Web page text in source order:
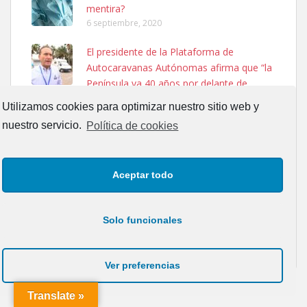
Utilizamos cookies para optimizar nuestro sitio web y
nuestro servicio. Política de cookies
Aceptar todo
Solo funcionales
Ver preferencias
Ninfa perdida
El día 5 se los perdió una ninfa papillera, asustada tiene miedo a la
calle, se perdió por la zon...
Leales.org » Gran Canaria
6.7.2025
Leales.org » Gran Canaria
4.7.2025
mentira?
6 septiembre, 2020
El presidente de la Plataforma de
Autocaravanas Autónomas afirma que “la
Península va 40 años por delante de
26 noviembre, 2023
27 mayo, 2017
13 septiembre, 2017
Translate »